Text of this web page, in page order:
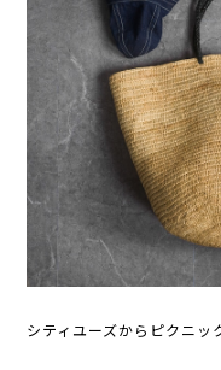
シティユーズからピクニッ